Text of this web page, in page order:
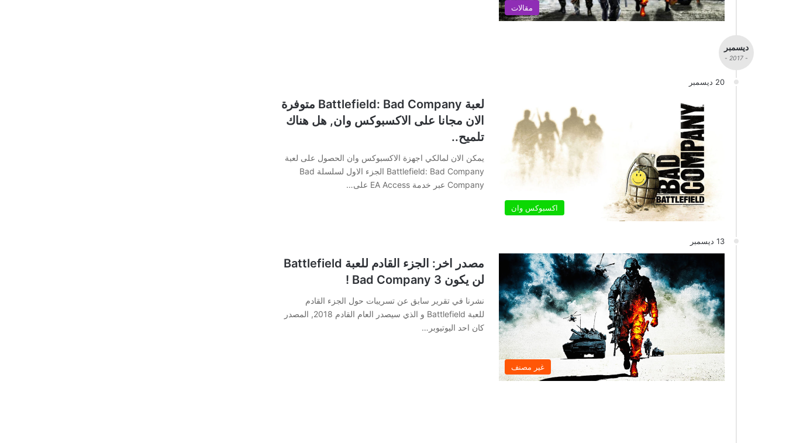
مقالات
ديسمبر
- 2017 -
20 ديسمبر
اكسبوكس وان
لعبة Battlefield: Bad Company متوفرة
الان مجانا على الاكسبوكس وان, هل هناك
تلميح..
يمكن الان لمالكي اجهزة الاكسبوكس وان الحصول على لعبة
Battlefield: Bad Company الجزء الاول لسلسلة Bad
Company عبر خدمة EA Access على…
13 ديسمبر
غير مصنف
مصدر اخر: الجزء القادم للعبة Battlefield
لن يكون Bad Company 3 !
نشرنا في تقرير سابق عن تسريبات حول الجزء القادم
للعبة Battlefield و الذي سيصدر العام القادم 2018, المصدر
كان احد اليوتيوبر…